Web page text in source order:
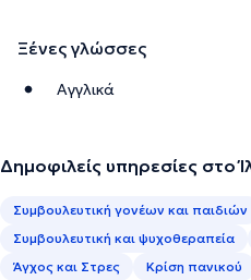
Ξένες γλώσσες
Αγγλικά
Δημοφιλείς υπηρεσίες στο
Συμβουλευτική γονέων και παιδιών
Συμβουλευτική και ψυχοθεραπεία
Άγχος και Στρες
Κρίση πανικού